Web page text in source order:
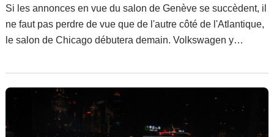
Si les annonces en vue du salon de Genève se succèdent, il
ne faut pas perdre de vue que de l'autre côté de l'Atlantique,
le salon de Chicago débutera demain. Volkswagen y
(toujours appelée New Beetle là-bas) disposant de 210 ch et
rappelant un ancien modèle, la Yellow Black Racer. Cette
version revival s'appellera quant à elle GSR.